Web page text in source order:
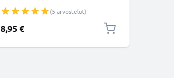
12W, 2.4A / 2400mA,
tupakansytytinlaturin johto 1m
(5 arvostelut)
8,95 €